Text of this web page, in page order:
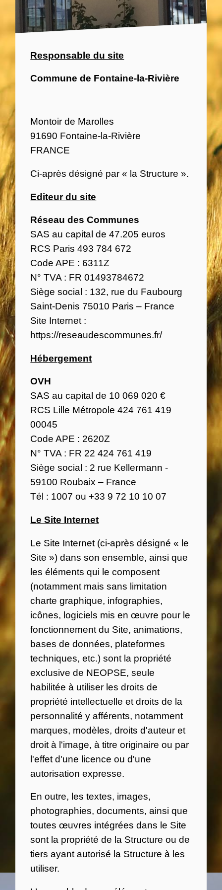
Responsable du site
Commune de Fontaine-la-Rivière
Montoir de Marolles
91690 Fontaine-la-Rivière
FRANCE
Ci-après désigné par « la Structure ».
Editeur du site
Réseau des Communes
SAS au capital de 47.205 euros
RCS Paris 493 784 672
Code APE : 6311Z
N° TVA : FR 01493784672
Siège social : 132, rue du Faubourg
Saint-Denis 75010 Paris – France
Site Internet :
https://reseaudescommunes.fr/
Hébergement
OVH
SAS au capital de 10 069 020 €
RCS Lille Métropole 424 761 419
00045
Code APE : 2620Z
N° TVA : FR 22 424 761 419
Siège social : 2 rue Kellermann -
59100 Roubaix – France
Tél : 1007 ou +33 9 72 10 10 07
Le Site Internet
Le Site Internet (ci-après désigné « le
Site ») dans son ensemble, ainsi que
les éléments qui le composent
(notamment mais sans limitation
charte graphique, infographies,
icônes, logiciels mis en œuvre pour le
fonctionnement du Site, animations,
bases de données, plateformes
techniques, etc.) sont la propriété
exclusive de NEOPSE, seule
habilitée à utiliser les droits de
propriété intellectuelle et droits de la
personnalité y afférents, notamment
marques, modèles, droits d'auteur et
droit à l'image, à titre originaire ou par
l'effet d'une licence ou d'une
autorisation expresse.
En outre, les textes, images,
photographies, documents, ainsi que
toutes œuvres intégrées dans le Site
sont la propriété de la Structure ou de
tiers ayant autorisé la Structure à les
utiliser.